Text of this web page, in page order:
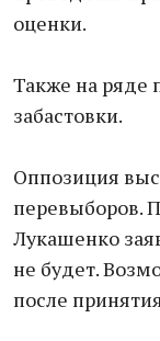
оценки.
Также на ряде
забастовки.
Оппозиция
перевыборов.
Лукашенко
не будет.
после